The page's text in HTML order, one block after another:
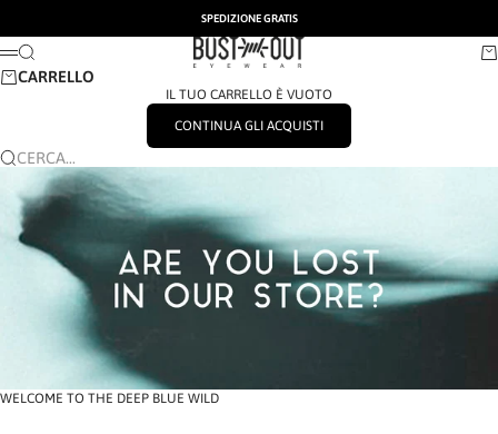
SPEDIZIONE GRATIS
BUSTOUT EYEWEAR
MENÙ
CERCA
CARRELLO
IL TUO CARRELLO È VUOTO
CONTINUA GLI ACQUISTI
CERCA...
WELCOME TO THE DEEP BLUE WILD